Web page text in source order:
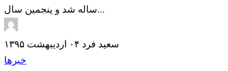
ساله شد و پنجمین سال...
سعید فرد ۰۴ اردیبهشت ۱۳۹۵
خبرها